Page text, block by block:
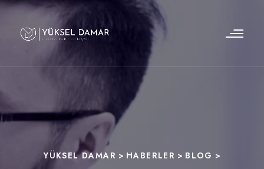
YÜKSEL DAMAR > HABERLER > BLOG >